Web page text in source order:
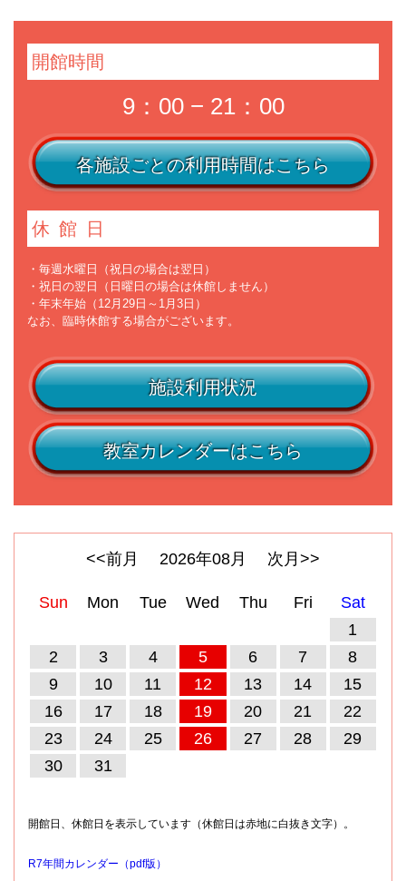
開館時間
9：00 − 21：00
各施設ごとの利用時間はこちら
休館日
・毎週水曜日（祝日の場合は翌日）
・祝日の翌日（日曜日の場合は休館しません）
・年末年始（12月29日～1月3日）
なお、臨時休館する場合がございます。
施設利用状況
教室カレンダーはこちら
<<前月 2026年08月 次月>>
Sun Mon Tue Wed Thu Fri
Sat
1
2
3 4 5 6 7
8
9
10 11 12 13 14
15
16
17 18 19 20 21
22
23
24 25 26 27 28
29
30
31
開館日、休館日を表示しています（休館日は赤地に白抜き文字）。
R7年間カレンダー（pdf版）